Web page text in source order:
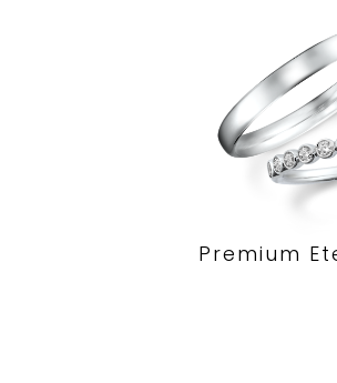
Premium